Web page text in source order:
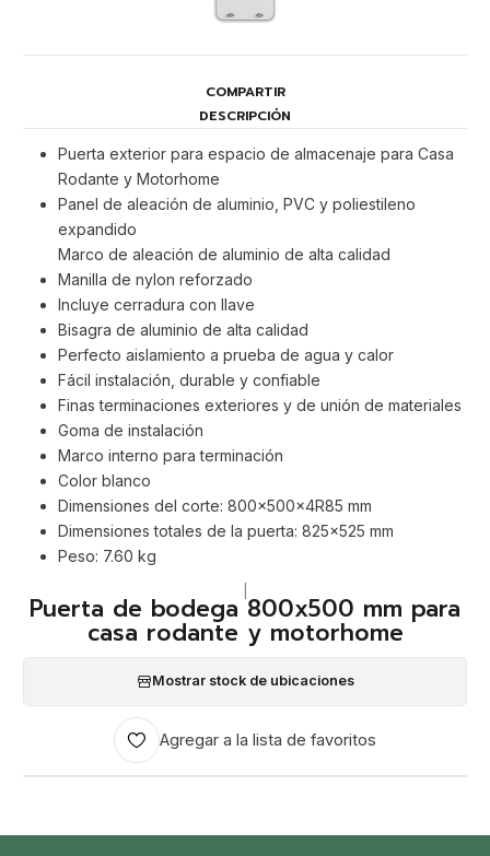
COMPARTIR
DESCRIPCIÓN
Puerta exterior para espacio de almacenaje para Casa
Rodante y Motorhome
Panel de aleación de aluminio, PVC y poliestileno
expandido
Marco de aleación de aluminio de alta calidad
Manilla de nylon reforzado
Incluye cerradura con llave
Bisagra de aluminio de alta calidad
Perfecto aislamiento a prueba de agua y calor
Fácil instalación, durable y confiable
Finas terminaciones exteriores y de unión de materiales
Goma de instalación
Marco interno para terminación
Color blanco
Dimensiones del corte: 800x500x4R85 mm
Dimensiones totales de la puerta: 825x525 mm
Peso: 7.60 kg
Puerta de bodega 800x500 mm para
casa rodante y motorhome
Mostrar stock de ubicaciones
Agregar a la lista de favoritos